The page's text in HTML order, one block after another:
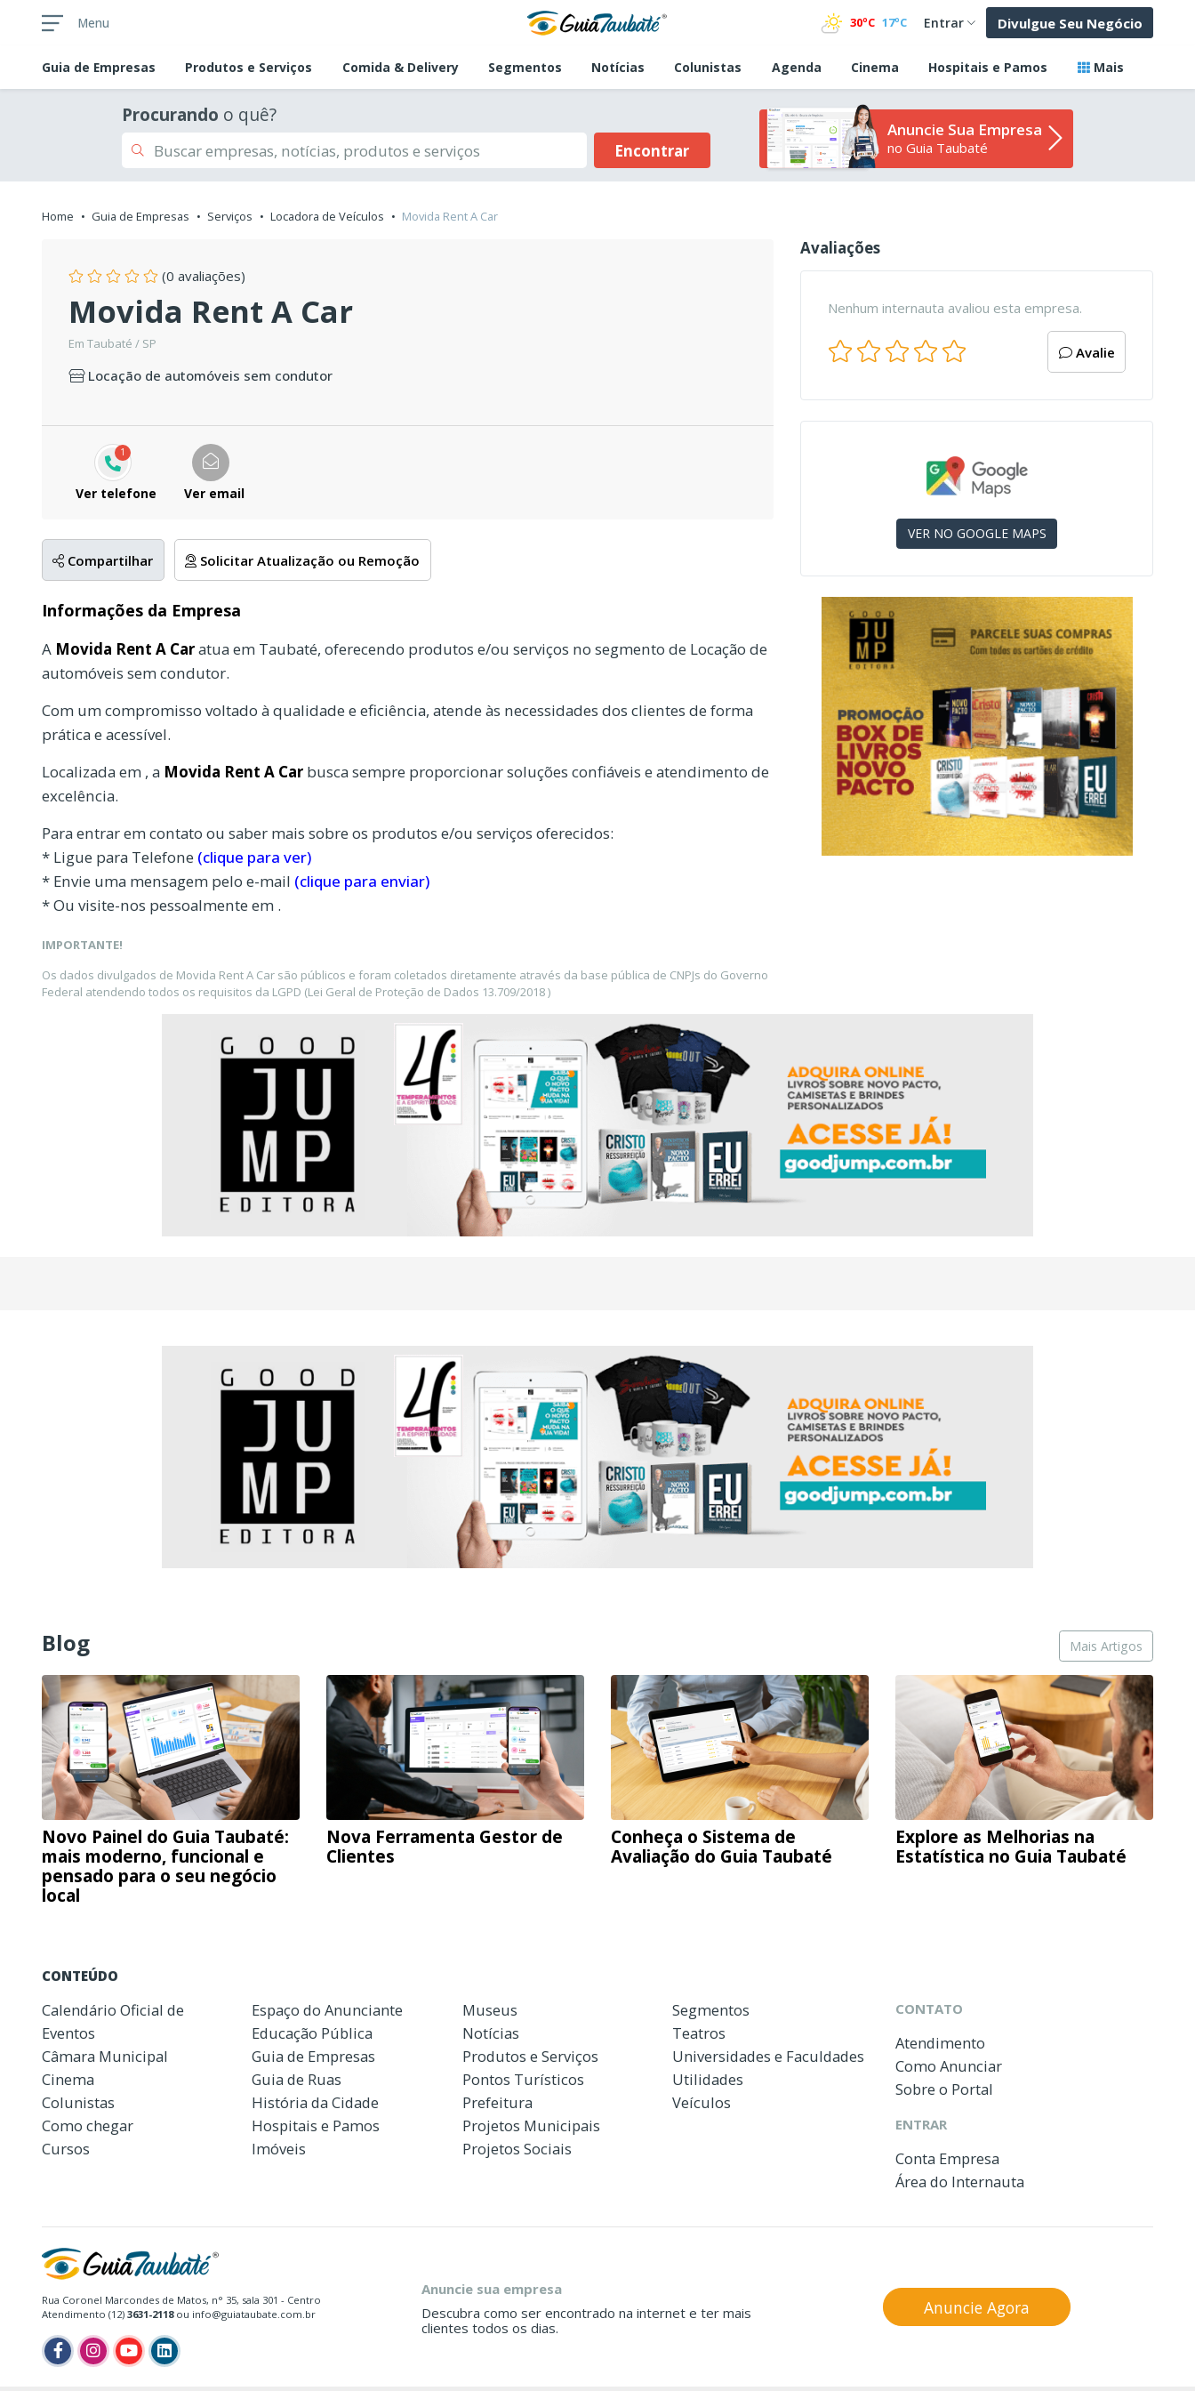
Menu 30ºC 17ºC Entrar Divulgue Seu Negócio
Guia de Empresas Produtos e Serviços Comida & Delivery Segmentos Notícias Colunistas Agenda Cinema Hospitais e Pamos Mais
Procurando o quê?
Encontrar
Anuncie Sua Empresa
no Guia Taubaté
Home Guia de Empresas Serviços Locadora de Veículos Movida Rent A Car
(0 avaliações)
Movida Rent A Car
Em Taubaté / SP
Locação de automóveis sem condutor
1
Ver telefone Ver email
Compartilhar Solicitar Atualização ou Remoção
Informações da Empresa
A Movida Rent A Caratua em Taubaté, oferecendo produtos e/ou serviços no segmento de Locação de
automóveis sem condutor.
Com um compromisso voltado à qualidade e eficiência, atende às necessidades dos clientes de forma
prática e acessível.
Localizada em , a Movida Rent A Car busca sempre proporcionar soluções confiáveis e atendimento de
excelência.
Para entrar em contato ou saber mais sobre os produtos e/ou serviços oferecidos:
* Ligue para Telefone (clique para ver)
* Envie uma mensagem pelo e-mail (clique para enviar)
* Ou visite-nos pessoalmente em .
IMPORTANTE!
Os dados divulgados de Movida Rent A Car são públicos e foram coletados diretamente através da base pública de CNPJs do Governo
Federal atendendo todos os requisitos da LGPD (Lei Geral de Proteção de Dados 13.709/2018 )
Avaliações
Nenhum internauta avaliou esta empresa.
Avalie
VER NO GOOGLE MAPS
Blog Mais Artigos
Novo Painel do Guia Taubaté:
mais moderno, funcional e
pensado para o seu negócio
local
Nova Ferramenta Gestor de
Clientes
Conheça o Sistema de
Avaliação do Guia Taubaté
Explore as Melhorias na
Estatística no Guia Taubaté
CONTEÚDO
Calendário Oficial de
Eventos
Câmara Municipal
Cinema
Colunistas
Como chegar
Cursos
Espaço do Anunciante
Educação Pública
Guia de Empresas
Guia de Ruas
História da Cidade
Hospitais e Pamos
Imóveis
Museus
Notícias
Produtos e Serviços
Pontos Turísticos
Prefeitura
Projetos Municipais
Projetos Sociais
Segmentos
Teatros
Universidades e Faculdades
Utilidades
Veículos
CONTATO
Atendimento
Como Anunciar
Sobre o Portal
ENTRAR
Conta Empresa
Área do Internauta
Rua Coronel Marcondes de Matos, n° 35, sala 301 - Centro
Atendimento (12) 3631-2118ou info@guiataubate.com.br
Anuncie sua empresa
Descubra como ser encontrado na internet e ter mais
clientes todos os dias.
Anuncie Agora